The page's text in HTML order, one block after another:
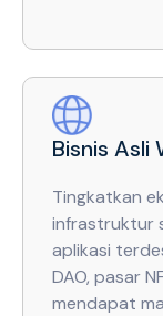
Bisnis Asli
Tingkatkan
infrastruktur
aplikasi
DAO, pasar
mendapat